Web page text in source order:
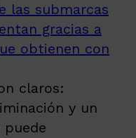
las submarcas
gracias a
obtienen con
claros:
y un
puede